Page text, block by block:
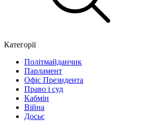
Категорії
Політмайданчик
Парламент
Офіс Президента
Право і суд
Кабмін
Війна
Досьє